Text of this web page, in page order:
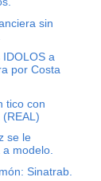
sin
a
por Costa
tico con
(REAL)
se le
modelo.
Sinatrab.